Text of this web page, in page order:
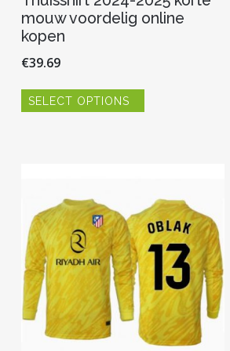
mouw voordelig online
kopen
€39.69
SELECT OPTIONS
kan
gekozen
worden
op
de
productpagina